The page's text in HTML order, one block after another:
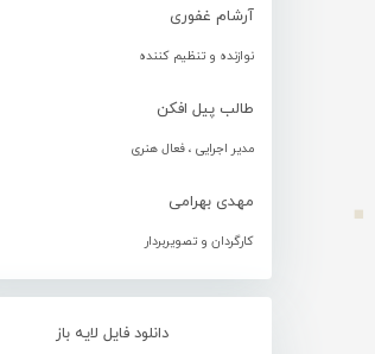
آرشام غفوری
نوازنده و تنظیم کننده
طالب پیل افکن
مدیر اجرایی ، فعال هنری
مهدی بهرامی
کارگردان و تصویربردار
دانلود فایل لایه باز